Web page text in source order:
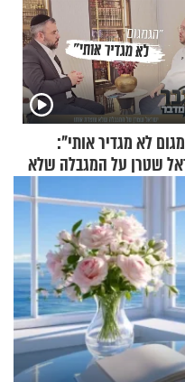
לא מגדיר אותי":
שטרן על המגבלה שלא